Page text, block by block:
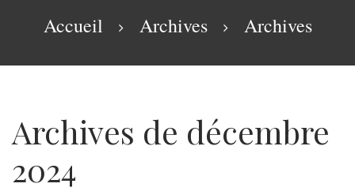
d'Ariane
Accueil Archives Archives
Archives de décembre
2024